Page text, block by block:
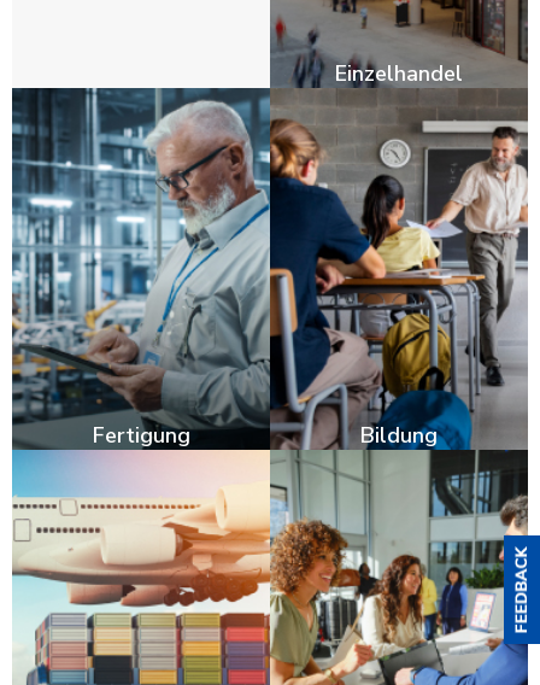
Einzelhandel
Fertigung Bildung